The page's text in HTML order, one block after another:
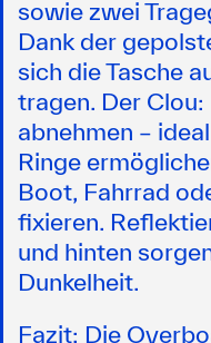
sowie zwei
Dank der
sich die Tasche
tragen. Der
abnehmen –
Ringe
Boot, Fahrrad
fixieren.
und hinten
Dunkelheit.
Fazit: Die